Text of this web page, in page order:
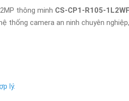
thông minh CS-CP1-R105-1L2WF
thống camera an ninh chuyên
lý.